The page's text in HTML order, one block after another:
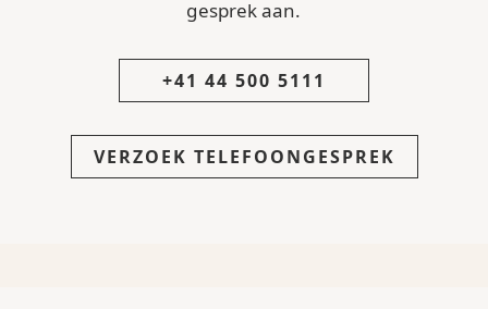
gesprek aan.
+41 44 500 5111
VERZOEK TELEFOONGESPREK